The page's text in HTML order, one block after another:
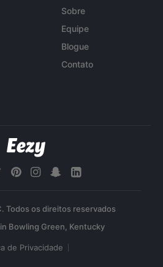
Sobre
Equipe
Blogue
Contato
Todos os direitos reservados
de Privacidade